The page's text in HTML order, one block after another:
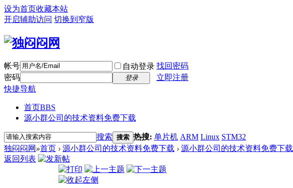
设为首页收藏本站
开启辅助访问 切换到窄版
帐号 自动登录 找回密码
密码
登录
立即注册
快捷导航
首页BBS
源小群公司的技术资料免费下载
搜索 搜索 热搜: 单片机 ARM Linux STM32
独闷闷网 »首页 › 源小群公司的技术资料免费下载 › 源小群公司的技术资料免费下载
返回列表